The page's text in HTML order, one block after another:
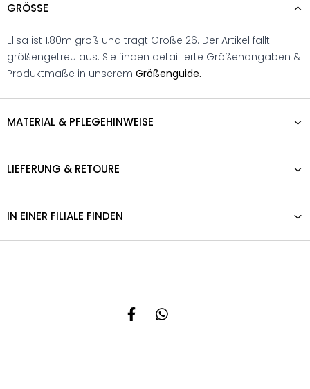
GRÖSSE
Elisa ist 1,80m groß und trägt Größe 26. Der Artikel fällt
größengetreu aus. Sie finden detaillierte Größenangaben &
Produktmaße in unserem Größenguide.
MATERIAL & PFLEGEHINWEISE
LIEFERUNG & RETOURE
IN EINER FILIALE FINDEN